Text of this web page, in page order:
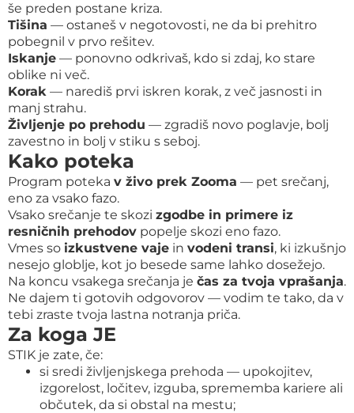
še preden postane kriza.
Tišina — ostaneš v negotovosti, ne da bi prehitro
pobegnil v prvo rešitev.
Iskanje — ponovno odkrivaš, kdo si zdaj, ko stare
oblike ni več.
Korak — narediš prvi iskren korak, z več jasnosti in
manj strahu.
Življenje po prehodu — zgradiš novo poglavje, bolj
zavestno in bolj v stiku s seboj.
Kako poteka
Program poteka v živo prek Zooma — pet srečanj,
eno za vsako fazo.
Vsako srečanje te skozi zgodbe in primere iz
resničnih prehodov popelje skozi eno fazo.
Vmes so izkustvene vaje in vodeni transi, ki izkušnjo
nesejo globlje, kot jo besede same lahko dosežejo.
Na koncu vsakega srečanja je čas za tvoja vprašanja.
Ne dajem ti gotovih odgovorov — vodim te tako, da v
tebi zraste tvoja lastna notranja priča.
Za koga JE
STIK je zate, če:
si sredi življenjskega prehoda — upokojitev,
izgorelost, ločitev, izguba, sprememba kariere ali
občutek, da si obstal na mestu;